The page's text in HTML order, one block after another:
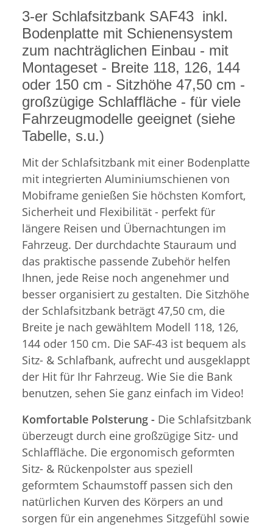
3-er Schlafsitzbank SAF43 inkl.
Bodenplatte mit Schienensystem
zum nachträglichen Einbau - mit
Montageset - Breite 118, 126, 144
oder 150 cm - Sitzhöhe 47,50 cm -
großzügige Schlaffläche - für viele
Fahrzeugmodelle geeignet (siehe
Tabelle, s.u.)
Mit der Schlafsitzbank mit einer Bodenplatte
mit integrierten Aluminiumschienen von
Mobiframe genießen Sie höchsten Komfort,
Sicherheit und Flexibilität - perfekt für
längere Reisen und Übernachtungen im
Fahrzeug. Der durchdachte Stauraum und
das praktische passende Zubehör helfen
Ihnen, jede Reise noch angenehmer und
besser organisiert zu gestalten. Die Sitzhöhe
der Schlafsitzbank beträgt 47,50 cm, die
Breite je nach gewähltem Modell 118, 126,
144 oder 150 cm. Die SAF-43 ist bequem als
Sitz- & Schlafbank, aufrecht und ausgeklappt
der Hit für Ihr Fahrzeug. Wie Sie die Bank
benutzen, sehen Sie ganz einfach im Video!
Komfortable Polsterung - Die Schlafsitzbank
überzeugt durch eine großzügige Sitz- und
Schlaffläche. Die ergonomisch geformten
Sitz- & Rückenpolster aus speziell
geformtem Schaumstoff passen sich den
natürlichen Kurven des Körpers an und
sorgen für ein angenehmes Sitzgefühl sowie